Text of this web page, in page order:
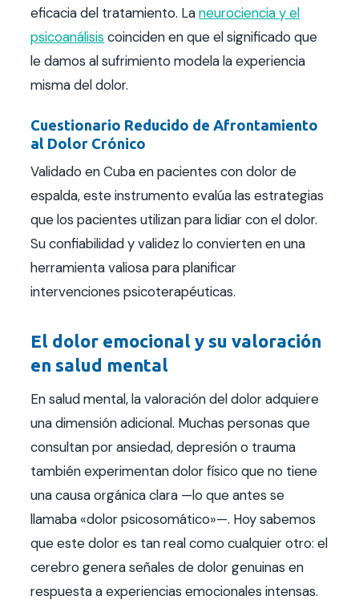
eficacia del tratamiento. Laneurociencia y el
psicoanálisis coinciden en que el significado que
le damos al sufrimiento modela la experiencia
misma del dolor.
Cuestionario Reducido de Afrontamiento
al Dolor Crónico
Validado en Cuba en pacientes con dolor de
espalda, este instrumento evalúa las estrategias
que los pacientes utilizan para lidiar con el dolor.
Su confiabilidad y validez lo convierten en una
herramienta valiosa para planificar
intervenciones psicoterapéuticas.
El dolor emocional y su valoración
en salud mental
En salud mental, la valoración del dolor adquiere
una dimensión adicional. Muchas personas que
consultan por ansiedad, depresión o trauma
también experimentan dolor físico que no tiene
una causa orgánica clara —lo que antes se
llamaba «dolor psicosomático»—. Hoy sabemos
que este dolor es tan real como cualquier otro: el
cerebro genera señales de dolor genuinas en
respuesta a experiencias emocionales intensas.